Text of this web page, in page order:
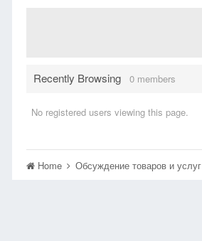
Recently Browsing 0 members
No registered users viewing this page.
Home Обсуждение товаров и услуг